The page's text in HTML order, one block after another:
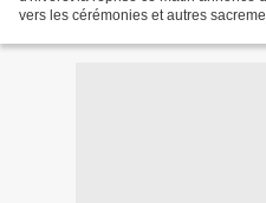
vers les cérémonies et autres